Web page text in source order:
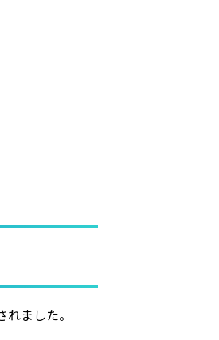
ました。